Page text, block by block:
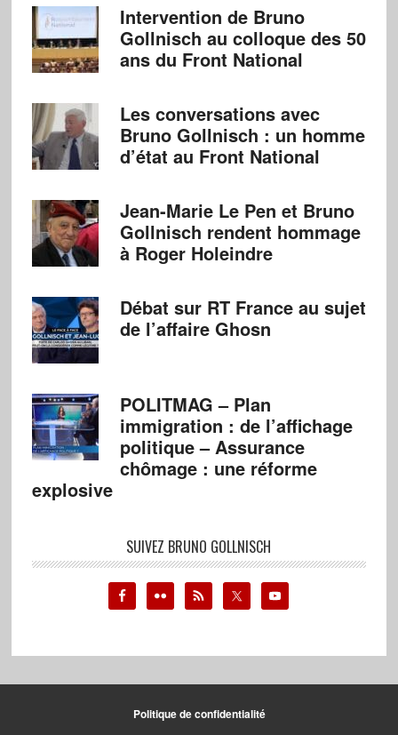
Intervention de Bruno
Gollnisch au colloque des 50
ans du Front National
Les conversations avec
Bruno Gollnisch : un homme
d’état au Front National
Jean-Marie Le Pen et Bruno
Gollnisch rendent hommage
à Roger Holeindre
Débat sur RT France au sujet
de l’affaire Ghosn
POLITMAG – Plan
immigration : de l’affichage
politique – Assurance
chômage : une réforme
explosive
SUIVEZ BRUNO GOLLNISCH
Politique de confidentialité